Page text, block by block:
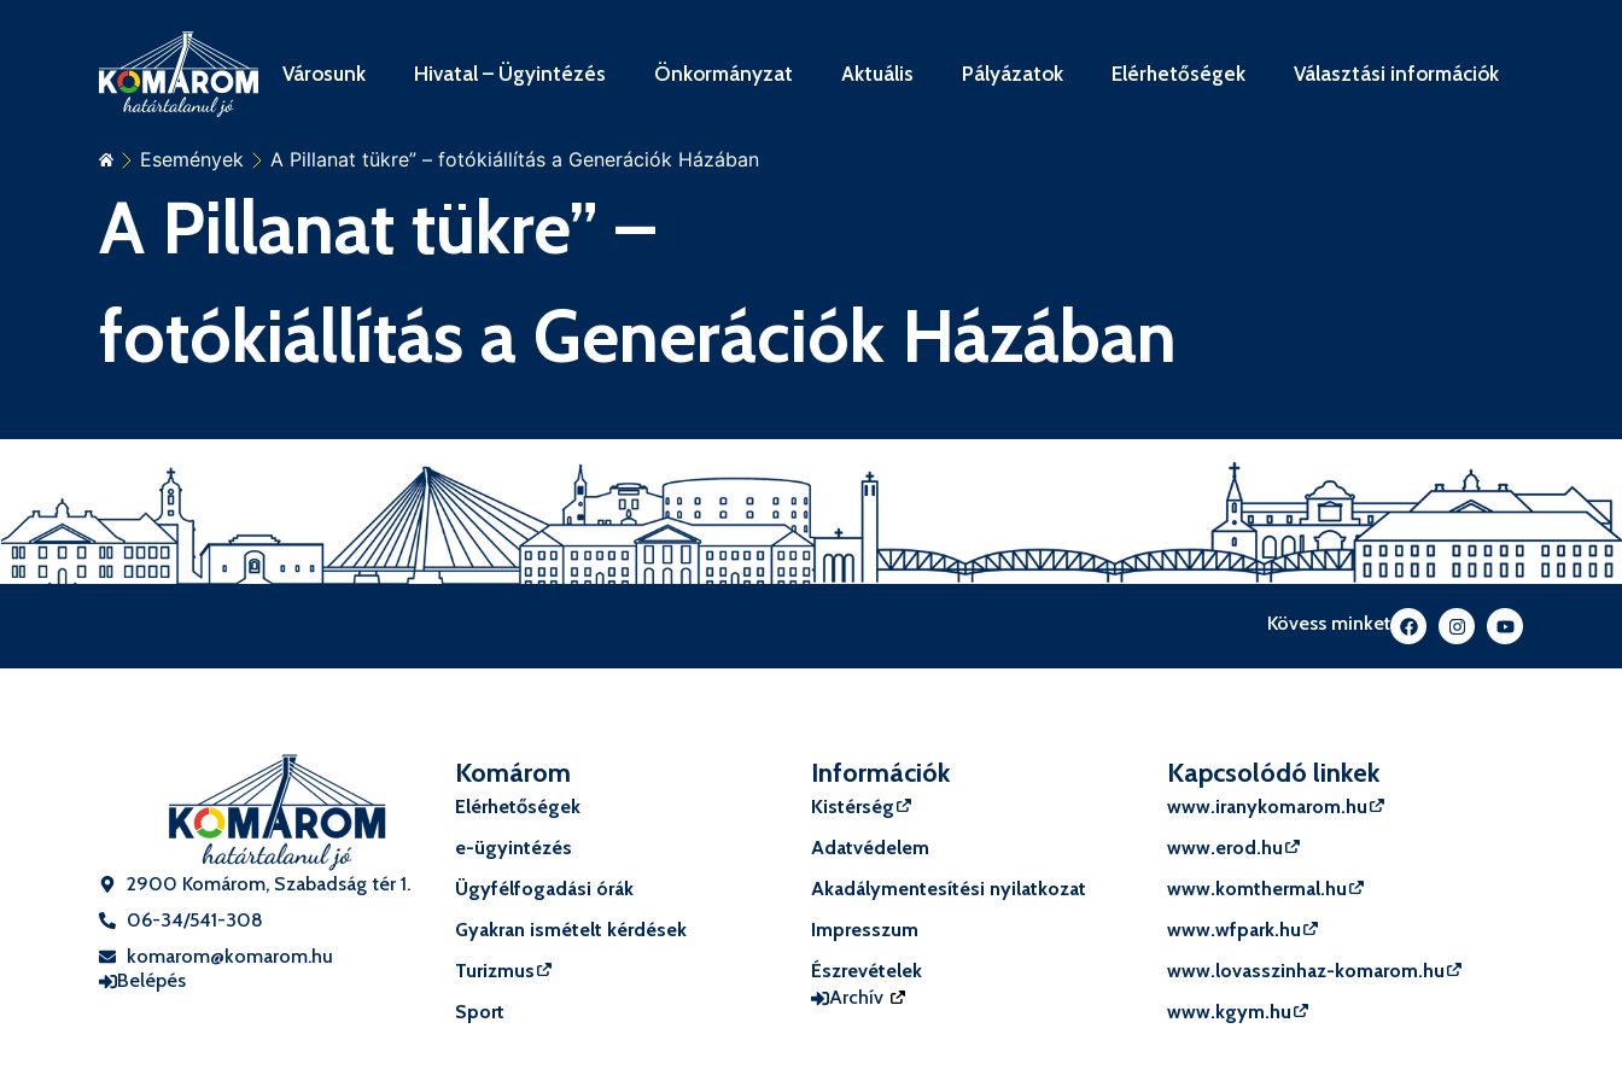
Városunk Hivatal – Ügyintézés Önkormányzat Aktuális Pályázatok Elérhetőségek Választási információk
Események A Pillanat tükre” – fotókiállítás a Generációk Házában
A Pillanat tükre” –
fotókiállítás a Generációk Házában
Kövess minket
2900 Komárom, Szabadság tér 1.
06-34/541-308
komarom@komarom.hu
Belépés
Komárom
Elérhetőségek
e-ügyintézés
Ügyfélfogadási órák
Gyakran ismételt kérdések
Turizmus
Sport
Információk
Kistérség
Adatvédelem
Akadálymentesítési nyilatkozat
Impresszum
Észrevételek
Archív
Kapcsolódó linkek
www.iranykomarom.hu
www.erod.hu
www.komthermal.hu
www.wfpark.hu
www.lovasszinhaz-komarom.hu
www.kgym.hu